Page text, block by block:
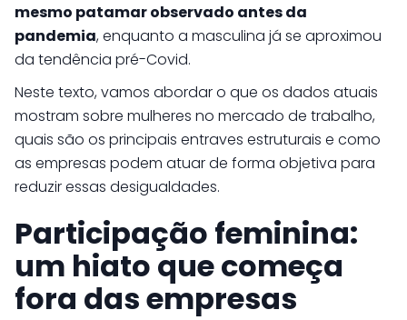
mesmo patamar observado antes da
pandemia, enquanto a masculina já se aproximou
da tendência pré-Covid.
Neste texto, vamos abordar o que os dados atuais
mostram sobre mulheres no mercado de trabalho,
quais são os principais entraves estruturais e como
as empresas podem atuar de forma objetiva para
reduzir essas desigualdades.
Participação feminina:
um hiato que começa
fora das empresas